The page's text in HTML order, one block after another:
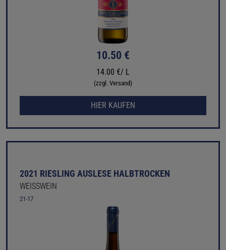
10.50 €
14.00 €/ L
(zzgl. Versand)
HIER KAUFEN
2021 RIESLING AUSLESE HALBTROCKEN
WEISSWEIN
21-17